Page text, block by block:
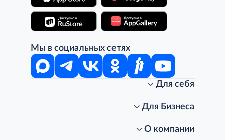
Мы в социальных сетях
Для себя
Стань клиентом METRO
Для Бизнеса
О компании